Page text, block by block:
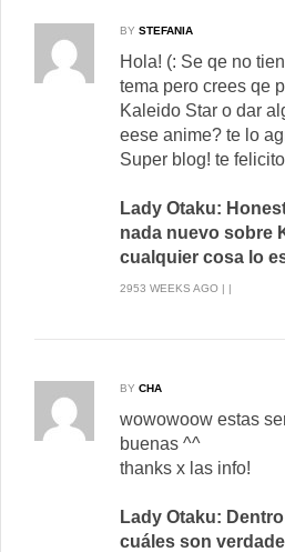
BY STEFANIA
Hola! (: Se qe no
tema pero crees qe
Kaleido Star o dar
eese anime? te lo
Super blog! te
Lady Otaku:
nada nuevo sobre
cualquier cosa lo
2953 WEEKS AGO | |
BY CHA
wowowoow estas
buenas ^^
thanks x las info!
Lady Otaku:
cuáles son